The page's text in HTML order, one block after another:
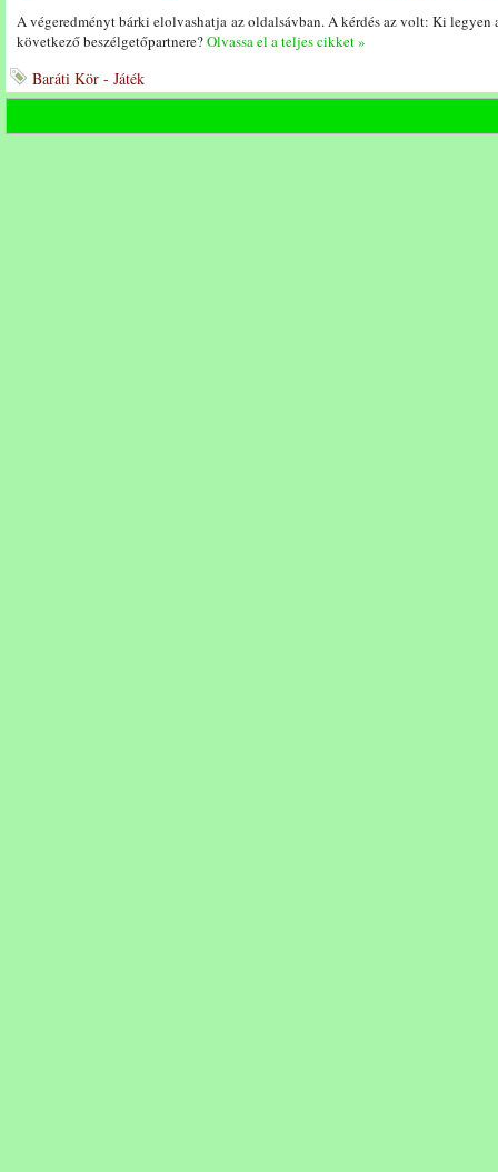
A végeredményt bárki elolvashatja az oldalsávban. A kérdés az volt: Ki legyen
következő beszélgetőpartnere?Olvassa el a teljes cikket »
Baráti Kör - Játék